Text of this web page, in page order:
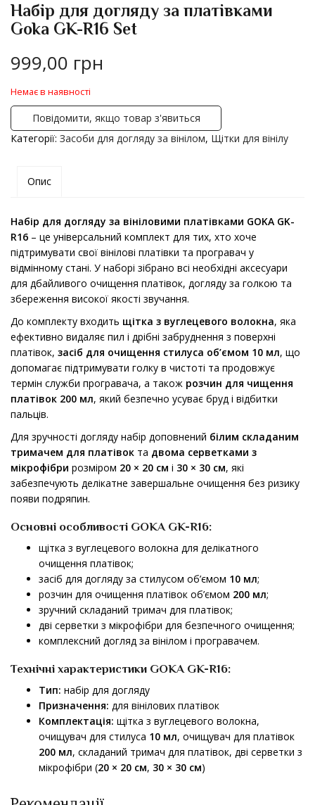
Набір для догляду за платівками
Goka GK-R16 Set
999,00 грн
Немає в наявності
Повідомити, якщо товар з'явиться
Категорії: Засоби для догляду за вінілом, Щітки для вінілу
Опис
Набір для догляду за вініловими платівками GOKA GK-
R16 – це універсальний комплект для тих, хто хоче
підтримувати свої вінілові платівки та програвач у
відмінному стані. У наборі зібрано всі необхідні аксесуари
для дбайливого очищення платівок, догляду за голкою та
збереження високої якості звучання.
До комплекту входить щітка з вуглецевого волокна, яка
ефективно видаляє пил і дрібні забруднення з поверхні
платівок, засіб для очищення стилуса об’ємом 10 мл, що
допомагає підтримувати голку в чистоті та продовжує
термін служби програвача, а також розчин для чищення
платівок 200 мл, який безпечно усуває бруд і відбитки
пальців.
Для зручності догляду набір доповнений білим складаним
тримачем для платівок та двома серветками з
мікрофібри розміром 20 × 20 см і 30 × 30 см, які
забезпечують делікатне завершальне очищення без ризику
появи подряпин.
Основні особливості GOKA GK-R16:
щітка з вуглецевого волокна для делікатного
очищення платівок;
засіб для догляду за стилусом об’ємом 10 мл;
розчин для очищення платівок об’ємом 200 мл;
зручний складаний тримач для платівок;
дві серветки з мікрофібри для безпечного очищення;
комплексний догляд за вінілом і програвачем.
Технічні характеристики GOKA GK-R16:
Тип: набір для догляду
Призначення: для вінілових платівок
Комплектація: щітка з вуглецевого волокна,
очищувач для стилуса 10 мл, очищувач для платівок
200 мл, складаний тримач для платівок, дві серветки з
мікрофібри (20 × 20 см, 30 × 30 см)